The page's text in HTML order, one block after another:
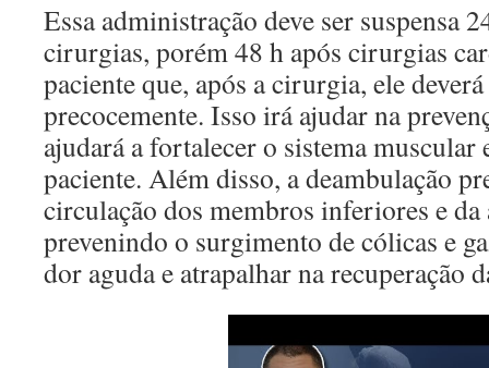
Essa administração deve ser suspensa
cirurgias, porém 48 h após cirurgias
paciente que, após a cirurgia, ele
precocemente. Isso irá ajudar na
ajudará a fortalecer o sistema muscular
paciente. Além disso, a deambulação
circulação dos membros inferiores e da
prevenindo o surgimento de cólicas e
dor aguda e atrapalhar na recuperação